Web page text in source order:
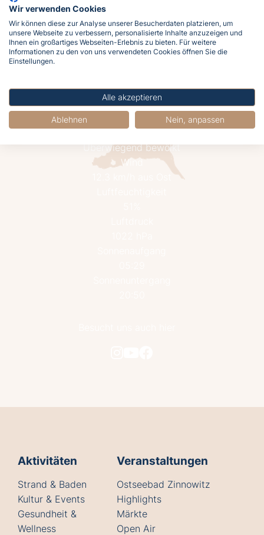
Jetzt buchen
Überwiegend bewölkt
Wind
Aktivitäten
Strand & Baden
Kultur & Events
Gesundheit &
Wellness
Veranstaltungen
Ostseebad Zinnowitz
Highlights
Märkte
Open Air
Wir verwenden Cookies
Wir können diese zur Analyse unserer Besucherdaten platzieren, um
unsere Webseite zu verbessern, personalisierte Inhalte anzuzeigen und
Ihnen ein großartiges Webseiten-Erlebnis zu bieten. Für weitere
Informationen zu den von uns verwendeten Cookies öffnen Sie die
Einstellungen.
Alle akzeptieren
Ablehnen Nein, anpassen